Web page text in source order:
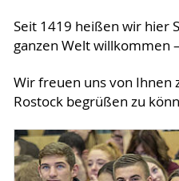
Seit 1419 heißen wir hier
ganzen Welt willkommen
Wir freuen uns von Ihnen
Rostock begrüßen zu